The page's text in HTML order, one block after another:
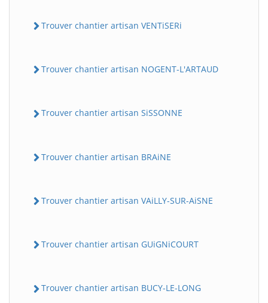
Trouver chantier artisan VENTiSERi
Trouver chantier artisan NOGENT-L'ARTAUD
Trouver chantier artisan SiSSONNE
Trouver chantier artisan BRAiNE
Trouver chantier artisan VAiLLY-SUR-AiSNE
Trouver chantier artisan GUiGNiCOURT
Trouver chantier artisan BUCY-LE-LONG